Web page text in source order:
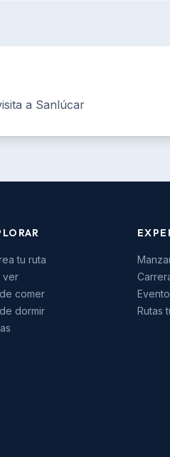
a Sanlúcar
tu ruta
ver
comer
dormir
Rutas